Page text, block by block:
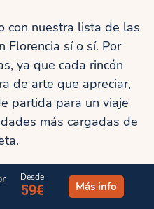
Desde
59€ Más info
con nuestra lista de las
Florencia sí o sí. Por
ya que cada rincón
de arte que apreciar,
partida para un viaje
más cargadas de
¿Crees que falta
tus comentarios!